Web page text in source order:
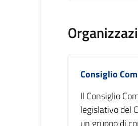
Consiglio
Il Consiglio
legislativo del
un gruppo di